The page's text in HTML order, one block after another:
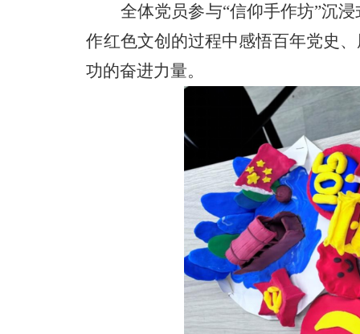
全体党员参与“信仰手作坊”沉
作红色文创的过程中感悟百年党史
功的奋进力量。